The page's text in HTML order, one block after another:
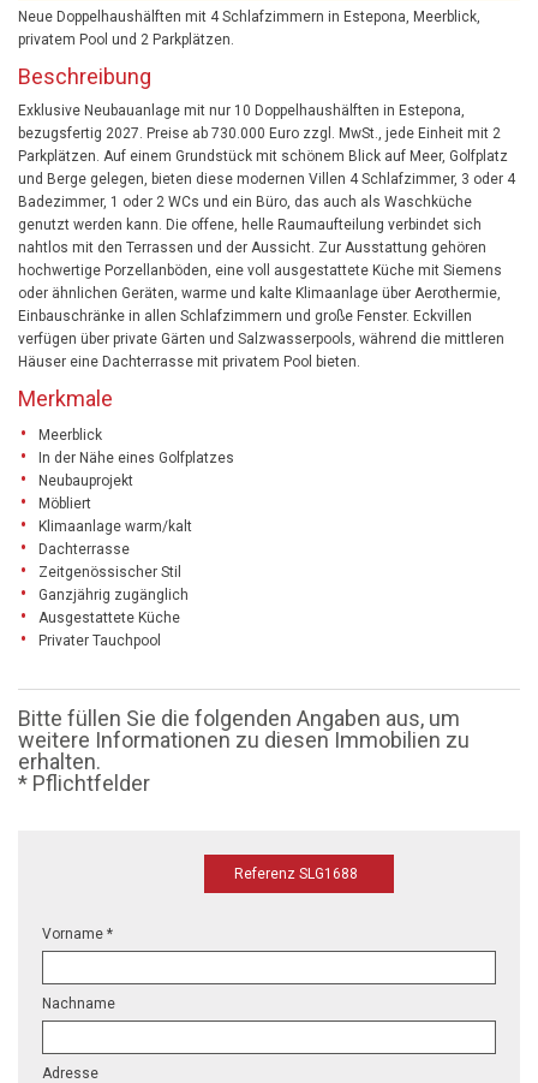
Neue Doppelhaushälften mit 4 Schlafzimmern in Estepona, Meerblick,
privatem Pool und 2 Parkplätzen.
Beschreibung
Exklusive Neubauanlage mit nur 10 Doppelhaushälften in Estepona,
bezugsfertig 2027. Preise ab 730.000 Euro zzgl. MwSt., jede Einheit mit 2
Parkplätzen. Auf einem Grundstück mit schönem Blick auf Meer, Golfplatz
und Berge gelegen, bieten diese modernen Villen 4 Schlafzimmer, 3 oder 4
Badezimmer, 1 oder 2 WCs und ein Büro, das auch als Waschküche
genutzt werden kann. Die offene, helle Raumaufteilung verbindet sich
nahtlos mit den Terrassen und der Aussicht. Zur Ausstattung gehören
hochwertige Porzellanböden, eine voll ausgestattete Küche mit Siemens
oder ähnlichen Geräten, warme und kalte Klimaanlage über Aerothermie,
Einbauschränke in allen Schlafzimmern und große Fenster. Eckvillen
verfügen über private Gärten und Salzwasserpools, während die mittleren
Häuser eine Dachterrasse mit privatem Pool bieten.
Merkmale
Meerblick
In der Nähe eines Golfplatzes
Neubauprojekt
Möbliert
Klimaanlage warm/kalt
Dachterrasse
Zeitgenössischer Stil
Ganzjährig zugänglich
Ausgestattete Küche
Privater Tauchpool
Bitte füllen Sie die folgenden Angaben aus, um
weitere Informationen zu diesen Immobilien zu
erhalten.
* Pflichtfelder
Referenz SLG1688
Vorname *
Nachname
Adresse